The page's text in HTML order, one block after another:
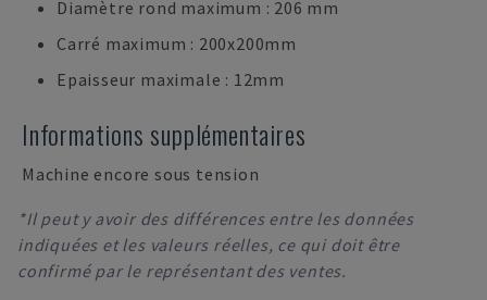
Diamètre rond maximum : 206 mm
Carré maximum : 200x200mm
Epaisseur maximale : 12mm
Informations supplémentaires
Machine encore sous tension
*Il peut y avoir des différences entre les données
indiquées et les valeurs réelles, ce qui doit être
confirmé par le représentant des ventes.